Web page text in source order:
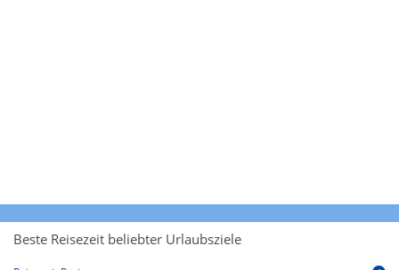
Beste Reisezeit beliebter Urlaubsziele